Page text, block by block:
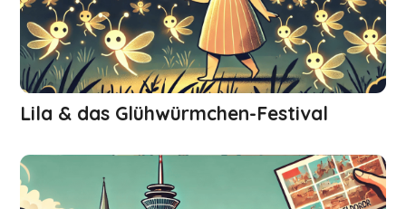
Lila & das Glühwürmchen-Festival